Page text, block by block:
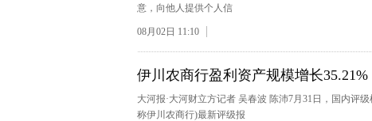
意，向他人提供个人信
08月02日 11:10
伊川农商行盈利资产规模增长
大河报·大河财立方记者 吴春波 陈沛7月31日，国内评
称伊川农商行)最新评级报